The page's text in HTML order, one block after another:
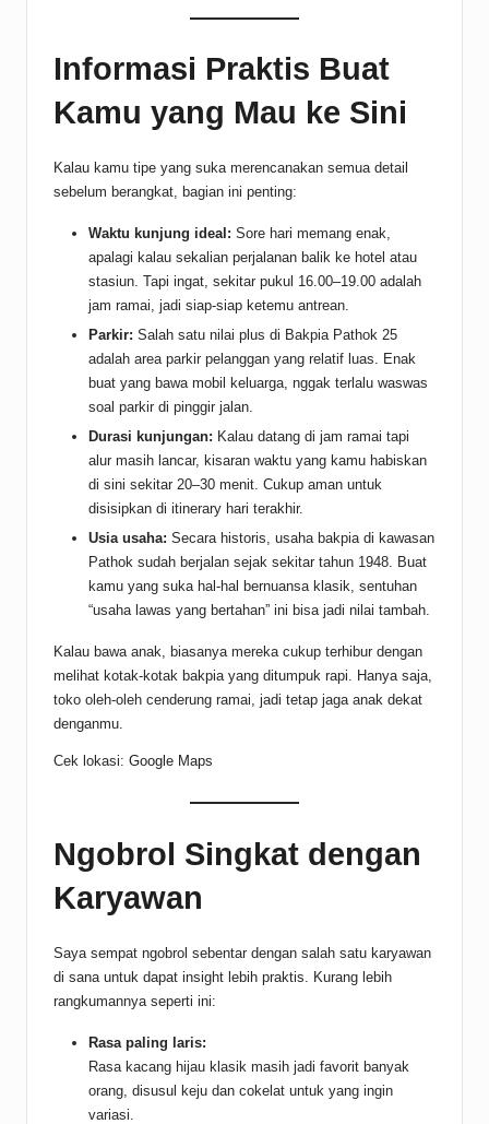
Informasi Praktis Buat
Kamu yang Mau ke Sini
Kalau kamu tipe yang suka merencanakan semua detail
sebelum berangkat, bagian ini penting:
Waktu kunjung ideal: Sore hari memang enak,
apalagi kalau sekalian perjalanan balik ke hotel atau
stasiun. Tapi ingat, sekitar pukul 16.00–19.00 adalah
jam ramai, jadi siap-siap ketemu antrean.
Parkir: Salah satu nilai plus di Bakpia Pathok 25
adalah area parkir pelanggan yang relatif luas. Enak
buat yang bawa mobil keluarga, nggak terlalu waswas
soal parkir di pinggir jalan.
Durasi kunjungan: Kalau datang di jam ramai tapi
alur masih lancar, kisaran waktu yang kamu habiskan
di sini sekitar 20–30 menit. Cukup aman untuk
disisipkan di itinerary hari terakhir.
Usia usaha: Secara historis, usaha bakpia di kawasan
Pathok sudah berjalan sejak sekitar tahun 1948. Buat
kamu yang suka hal-hal bernuansa klasik, sentuhan
“usaha lawas yang bertahan” ini bisa jadi nilai tambah.
Kalau bawa anak, biasanya mereka cukup terhibur dengan
melihat kotak-kotak bakpia yang ditumpuk rapi. Hanya saja,
toko oleh-oleh cenderung ramai, jadi tetap jaga anak dekat
denganmu.
Cek lokasi: Google Maps
Ngobrol Singkat dengan
Karyawan
Saya sempat ngobrol sebentar dengan salah satu karyawan
di sana untuk dapat insight lebih praktis. Kurang lebih
rangkumannya seperti ini:
Rasa paling laris:
Rasa kacang hijau klasik masih jadi favorit banyak
orang, disusul keju dan cokelat untuk yang ingin
variasi.